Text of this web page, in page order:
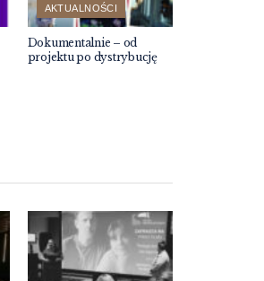
AKTUALNOŚCI
Dokumentalnie – od
projektu po dystrybucję